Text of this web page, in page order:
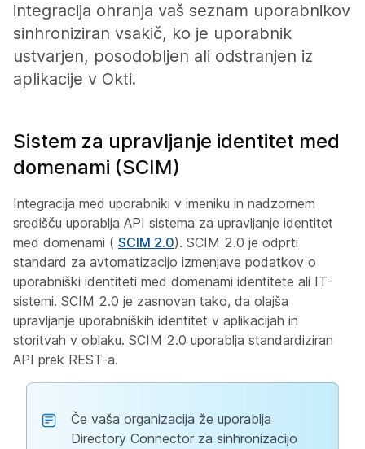
integracija ohranja vaš seznam uporabnikov
sinhroniziran vsakič, ko je uporabnik
ustvarjen, posodobljen ali odstranjen iz
aplikacije v Okti.
Sistem za upravljanje identitet med
domenami (SCIM)
Integracija med uporabniki v imeniku in nadzornem
središču uporablja API sistema za upravljanje identitet
med domenami ( SCIM 2.0). SCIM 2.0 je odprti
standard za avtomatizacijo izmenjave podatkov o
uporabniški identiteti med domenami identitete ali IT-
sistemi. SCIM 2.0 je zasnovan tako, da olajša
upravljanje uporabniških identitet v aplikacijah in
storitvah v oblaku. SCIM 2.0 uporablja standardiziran
API prek REST-a.
Če vaša organizacija že uporablja
Directory Connector za sinhronizacijo